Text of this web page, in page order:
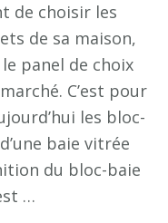
de choisir les
de sa maison,
panel de choix
C’est pour
les bloc-
baie vitrée
du bloc-baie
…